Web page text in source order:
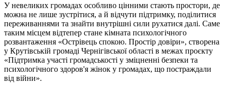
У невеликих громадах особливо цінними стають простори, де
можна не лише зустрітися, а й відчути підтримку, поділитися
переживаннями та знайти внутрішні сили рухатися далі. Саме
таким місцем відтепер стане кімната психологічного
розвантаження «Острівець спокою. Простір довіри», створена
у Крутівській громаді Чернігівської області в межах проєкту
«Підтримка участі громадськості у зміцненні безпеки та
психологічного здоров'я жінок у громадах, що постраждали
від війни».